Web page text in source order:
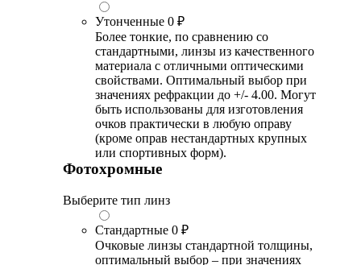
Утонченные 0 ₽
Более тонкие, по сравнению со
стандартными, линзы из качественного
материала с отличными оптическими
свойствами. Оптимальный выбор при
значениях рефракции до +/- 4.00. Могут
быть использованы для изготовления
очков практически в любую оправу
(кроме оправ нестандартных крупных
или спортивных форм).
Фотохромные
Выберите тип линз
Стандартные 0 ₽
Очковые линзы стандартной толщины,
оптимальный выбор – при значениях